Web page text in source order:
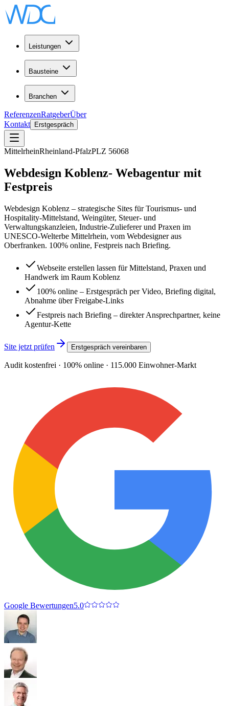
Leistungen
Bausteine
Branchen
ReferenzenRatgeberÜber
Kontakt
Erstgespräch
MittelrheinRheinland-PfalzPLZ 56068
Webdesign Koblenz- Webagentur mit
Festpreis
Webdesign Koblenz – strategische Sites für Tourismus- und
Hospitality-Mittelstand, Weingüter, Steuer- und
Verwaltungskanzleien, Industrie-Zulieferer und Praxen im
UNESCO-Welterbe Mittelrhein, vom Webdesigner aus
Oberfranken. 100% online, Festpreis nach Briefing.
Webseite erstellen lassen für Mittelstand, Praxen und
Handwerk im Raum Koblenz
100% online – Erstgespräch per Video, Briefing digital,
Abnahme über Freigabe-Links
Festpreis nach Briefing – direkter Ansprechpartner, keine
Agentur-Kette
Site jetzt prüfen Erstgespräch vereinbaren
Audit kostenfrei · 100% online · 115.000 Einwohner-Markt
Google Bewertungen5.0